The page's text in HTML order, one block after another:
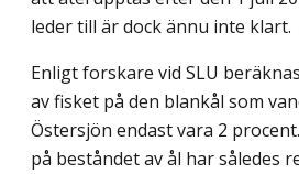
leder till är dock ännu inte klart.
Enligt forskare vid SLU
av fisket på den blankål som
Östersjön endast vara 2
på beståndet av ål har således